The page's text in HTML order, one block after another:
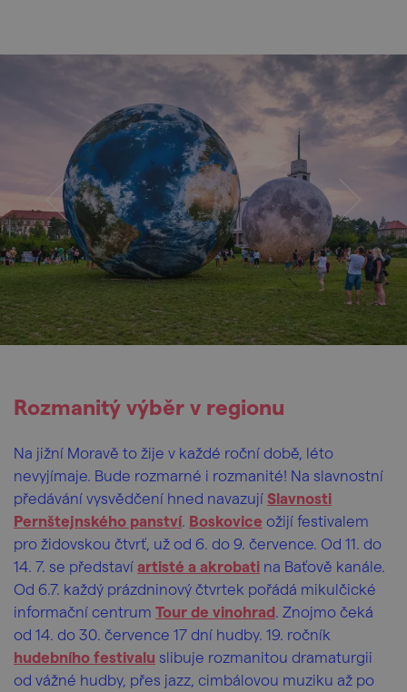
Rozmanitý výběr v regionu
Na jižní Moravě to žije v každé roční době, léto
nevyjímaje. Bude rozmarné i rozmanité! Na slavnostní
předávání vysvědčení hned navazují Slavnosti
Pernštejnského panství. Boskovice ožijí festivalem
pro židovskou čtvrť, už od 6. do 9. července. Od 11. do
14. 7. se představí artisté a akrobati na Baťově kanále.
Od 6.7. každý prázdninový čtvrtek pořádá mikulčické
informační centrum Tour de vinohrad. Znojmo čeká
od 14. do 30. července 17 dní hudby. 19. ročník
hudebního festivalu slibuje rozmanitou dramaturgii
od vážné hudby, přes jazz, cimbálovou muziku až po